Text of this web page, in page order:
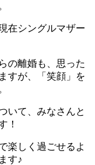
在シングルマザー
の離婚も、思った
すが、「笑顔」を
いて、みなさんと
！
楽しく過ごせるよ
す♪